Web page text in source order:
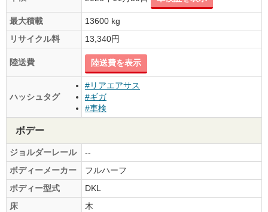
最大積載
13600 kg
リサイクル料
13,340円
陸送費 陸送費を表示
ハッシュタグ
#リアエアサス
#ギガ
#車検
ボデー
ジョルダーレール
--
ボディーメーカー
フルハーフ
ボディー型式
DKL
床
木